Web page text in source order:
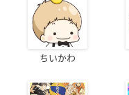
ちいかわ